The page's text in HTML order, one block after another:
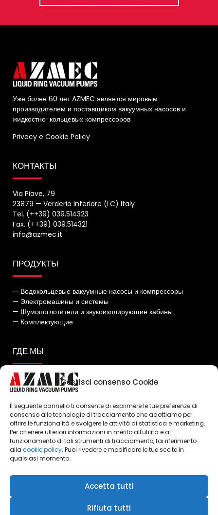
Gestisci consenso Cookie
Il seguente pannello ti consente di esprimere le tue preferenze di
consenso alle tecnologie di tracciamento che adottiamo per
offrire le funzionalità e svolgere le attività di statistica e marketing.
Per ottenere ulteriori informazioni in merito all'utilità e al
funzionamento di tali strumenti di tracciamento, fai riferimento
alla cookie policy. Puoi rivedere e modificare le tue scelte in
qualsiasi momento.
Accetta tutti
Rifiuta tutti
Уже более 60 лет AZMEC является мировым
производителем и поставщиком вакуумных насосов и
жидкостно-кольцевых компрессоров.
Privacy eCookie Policy
КОНТАКТЫ
Via Piave, 79
23879 — Verderio Inferiore (LC) Italy
Tel. (++39) 039.514323
Fax. (++39) 039.514321
info@azmec.it
ПРОДУКТЫ
— Водокольцевые вакуумные насосы и компрессоры
— Электромашины и системы
— Шумопоглотители и звукоизолирующие кабины
— Комплектующие
ГДЕ МЫ
Click to accept marketing cookies and
enable this content